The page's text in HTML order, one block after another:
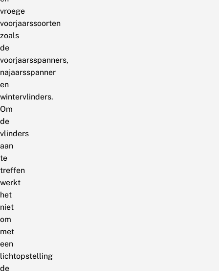
vroege
voorjaarssoorten
zoals
de
voorjaarsspanners,
najaarsspanner
en
wintervlinders.
Om
de
vlinders
aan
te
treffen
werkt
het
niet
om
met
een
lichtopstelling
de